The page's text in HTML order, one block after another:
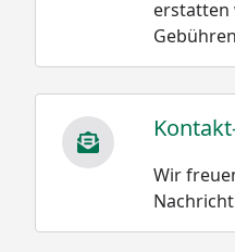
erstatten
Wir